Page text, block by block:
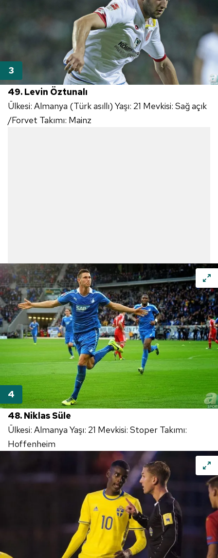
49. Levin Öztunalı
Ülkesi: Almanya (Türk asıllı) Yaşı: 21 Mevkisi: Sağ açık
/Forvet Takımı: Mainz
48. Niklas Süle
Ülkesi: Almanya Yaşı: 21 Mevkisi: Stoper Takımı:
Hoffenheim